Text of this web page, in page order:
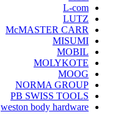
L-com
LUTZ
McMASTER CARR
MISUMI
MOBIL
MOLYKOTE
MOOG
NORMA GROUP
PB SWISS TOOLS
weston body hardware